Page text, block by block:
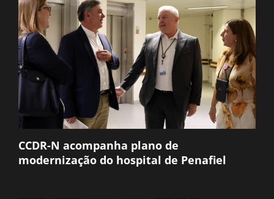
CCDR-N acompanha plano de
modernização do hospital de Penafiel